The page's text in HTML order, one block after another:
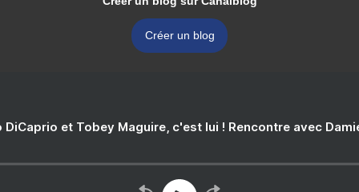
Créer un blog
DiCaprio et Tobey Maguire, c'est lui ! Rencontre avec